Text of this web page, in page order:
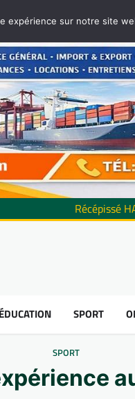
Récépissé
ÉDUCATION SPORT
SPORT
expérience sur notre site